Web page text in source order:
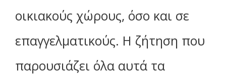
οικιακούς χώρους, όσο και σε
επαγγελματικούς. Η ζήτηση που
παρουσιάζει όλα αυτά τα